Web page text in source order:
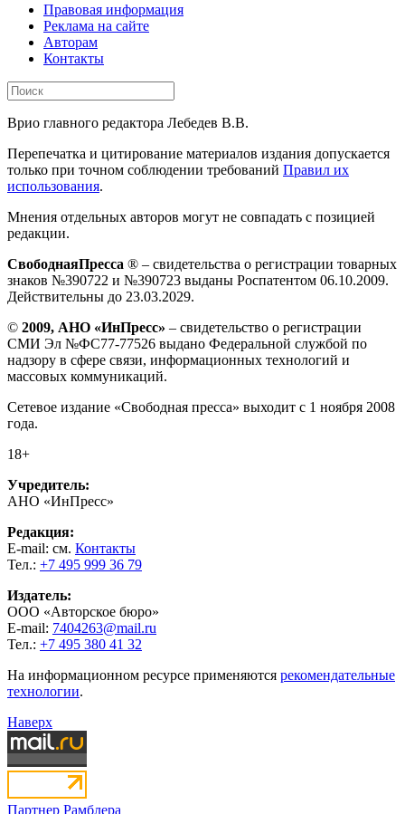
Правовая информация
Реклама на сайте
Авторам
Контакты
Врио главного редактора Лебедев В.В.
Перепечатка и цитирование материалов издания допускается
только при точном соблюдении требований Правил их
использования.
Мнения отдельных авторов могут не совпадать с позицией
редакции.
СвободнаяПресса ® – свидетельства о регистрации товарных
знаков №390722 и №390723 выданы Роспатентом 06.10.2009.
Действительны до 23.03.2029.
© 2009, АНО «ИнПресс» – свидетельство о регистрации
СМИ Эл №ФС77-77526 выдано Федеральной службой по
надзору в сфере связи, информационных технологий и
массовых коммуникаций.
Сетевое издание «Свободная пресса» выходит с 1 ноября 2008
года.
18+
Учредитель:
АНО «ИнПресс»
Редакция:
E-mail: см. Контакты
Тел.: +7 495 999 36 79
Издатель:
ООО «Авторское бюро»
E-mail: 7404263@mail.ru
Тел.: +7 495 380 41 32
На информационном ресурсе применяются рекомендательные
технологии.
Наверх
Партнер Рамблера